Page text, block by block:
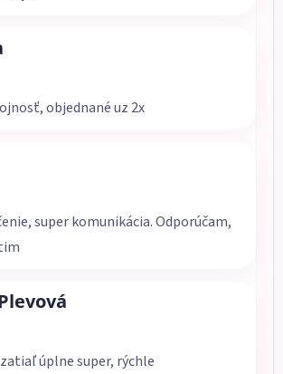
je 5 z 5 hviezdičiek.
objednané uz 2x
je 5 z 5 hviezdičiek.
super komunikácia. Odporúčam,
je 5 z 5 hviezdičiek.
úplne super, rýchle